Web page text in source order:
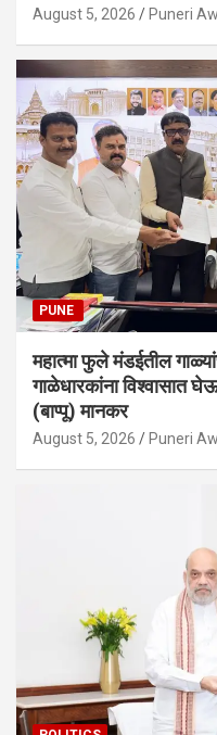
August 5, 2026 Puneri
PUNE
महात्मा फुले मंडईतील
गाळेधारकांना विश्वासात
(बाप्पू) मानकर
August 5, 2026 Puneri